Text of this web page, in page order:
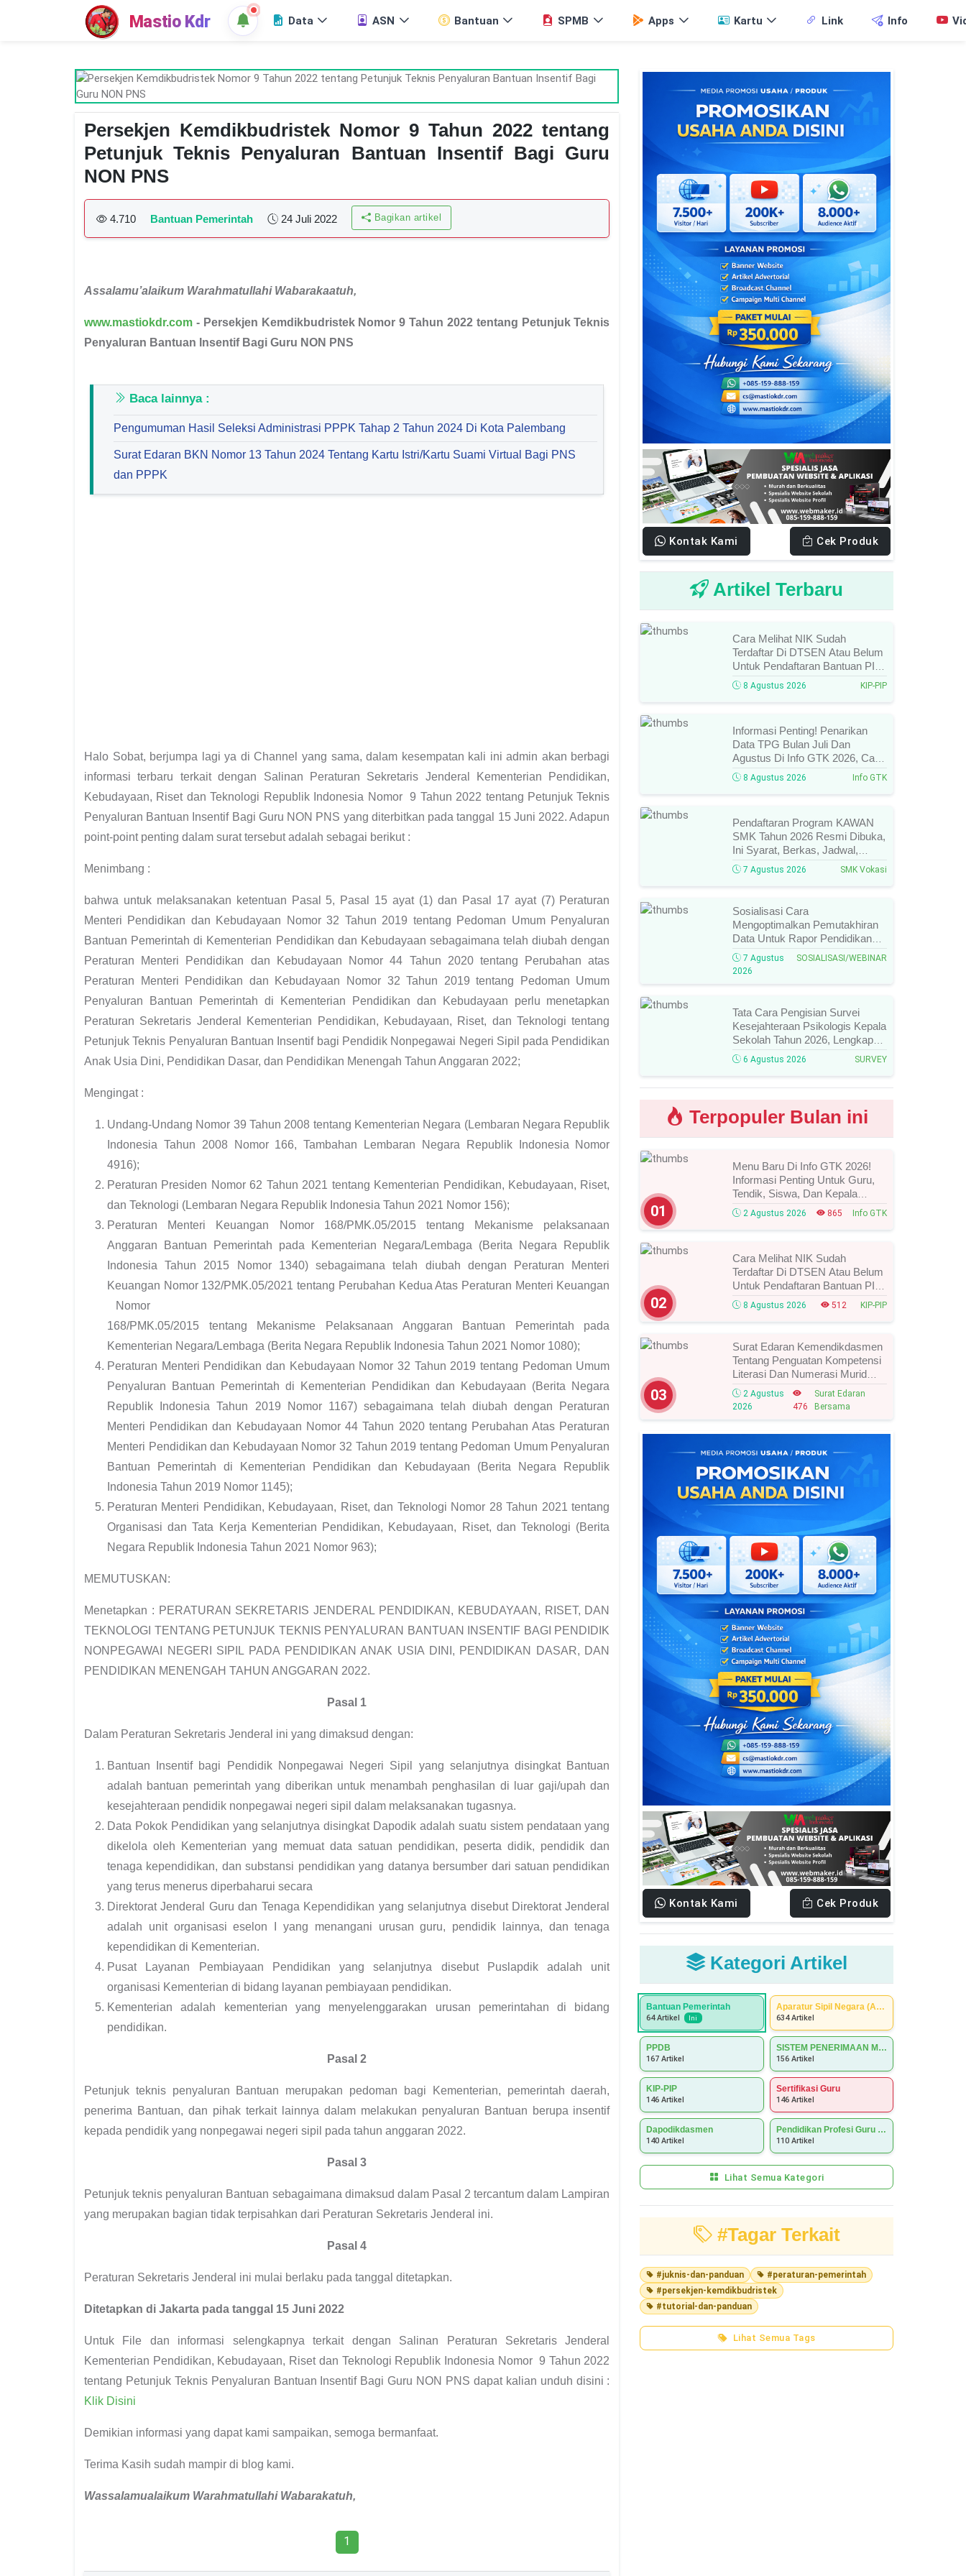
Mastio Kdr Data ASN Bantuan SPMB Apps Kartu Link Info
Persekjen Kemdikbudristek Nomor 9 Tahun 2022 tentang
Petunjuk Teknis Penyaluran Bantuan Insentif Bagi Guru
NON PNS
4.710 Bantuan Pemerintah 24 Juli 2022 Bagikan artikel
Assalamu’alaikum Warahmatullahi Wabarakaatuh,
www.mastiokdr.com - Persekjen Kemdikbudristek Nomor 9 Tahun 2022 tentang Petunjuk Teknis
Penyaluran Bantuan Insentif Bagi Guru NON PNS
Baca lainnya :
Pengumuman Hasil Seleksi Administrasi PPPK Tahap 2 Tahun 2024 Di Kota Palembang
Surat Edaran BKN Nomor 13 Tahun 2024 Tentang Kartu Istri/Kartu Suami Virtual Bagi PNS
dan PPPK
Halo Sobat, berjumpa lagi ya di Channel yang sama, dalam kesempatan kali ini admin akan berbagi
informasi terbaru terkait dengan Salinan Peraturan Sekretaris Jenderal Kementerian Pendidikan,
Kebudayaan, Riset dan Teknologi Republik Indonesia Nomor 9 Tahun 2022 tentang Petunjuk Teknis
Penyaluran Bantuan Insentif Bagi Guru NON PNS yang diterbitkan pada tanggal 15 Juni 2022. Adapun
point-point penting dalam surat tersebut adalah sebagai berikut :
Menimbang :
bahwa untuk melaksanakan ketentuan Pasal 5, Pasal 15 ayat (1) dan Pasal 17 ayat (7) Peraturan
Menteri Pendidikan dan Kebudayaan Nomor 32 Tahun 2019 tentang Pedoman Umum Penyaluran
Bantuan Pemerintah di Kementerian Pendidikan dan Kebudayaan sebagaimana telah diubah dengan
Peraturan Menteri Pendidikan dan Kebudayaan Nomor 44 Tahun 2020 tentang Perubahan atas
Peraturan Menteri Pendidikan dan Kebudayaan Nomor 32 Tahun 2019 tentang Pedoman Umum
Penyaluran Bantuan Pemerintah di Kementerian Pendidikan dan Kebudayaan perlu menetapkan
Peraturan Sekretaris Jenderal Kementerian Pendidikan, Kebudayaan, Riset, dan Teknologi tentang
Petunjuk Teknis Penyaluran Bantuan Insentif bagi Pendidik Nonpegawai Negeri Sipil pada Pendidikan
Anak Usia Dini, Pendidikan Dasar, dan Pendidikan Menengah Tahun Anggaran 2022;
Mengingat :
Undang-Undang Nomor 39 Tahun 2008 tentang Kementerian Negara (Lembaran Negara Republik
Indonesia Tahun 2008 Nomor 166, Tambahan Lembaran Negara Republik Indonesia Nomor
4916);
Peraturan Presiden Nomor 62 Tahun 2021 tentang Kementerian Pendidikan, Kebudayaan, Riset,
dan Teknologi (Lembaran Negara Republik Indonesia Tahun 2021 Nomor 156);
Peraturan Menteri Keuangan Nomor 168/PMK.05/2015 tentang Mekanisme pelaksanaan
Anggaran Bantuan Pemerintah pada Kementerian Negara/Lembaga (Berita Negara Republik
Indonesia Tahun 2015 Nomor 1340) sebagaimana telah diubah dengan Peraturan Menteri
Keuangan Nomor 132/PMK.05/2021 tentang Perubahan Kedua Atas Peraturan Menteri Keuangan
Nomor
168/PMK.05/2015 tentang Mekanisme Pelaksanaan Anggaran Bantuan Pemerintah pada
Kementerian Negara/Lembaga (Berita Negara Republik Indonesia Tahun 2021 Nomor 1080);
Peraturan Menteri Pendidikan dan Kebudayaan Nomor 32 Tahun 2019 tentang Pedoman Umum
Penyaluran Bantuan Pemerintah di Kementerian Pendidikan dan Kebudayaan (Berita Negara
Republik Indonesia Tahun 2019 Nomor 1167) sebagaimana telah diubah dengan Peraturan
Menteri Pendidikan dan Kebudayaan Nomor 44 Tahun 2020 tentang Perubahan Atas Peraturan
Menteri Pendidikan dan Kebudayaan Nomor 32 Tahun 2019 tentang Pedoman Umum Penyaluran
Bantuan Pemerintah di Kementerian Pendidikan dan Kebudayaan (Berita Negara Republik
Indonesia Tahun 2019 Nomor 1145);
Peraturan Menteri Pendidikan, Kebudayaan, Riset, dan Teknologi Nomor 28 Tahun 2021 tentang
Organisasi dan Tata Kerja Kementerian Pendidikan, Kebudayaan, Riset, dan Teknologi (Berita
Negara Republik Indonesia Tahun 2021 Nomor 963);
MEMUTUSKAN:
Menetapkan : PERATURAN SEKRETARIS JENDERAL PENDIDIKAN, KEBUDAYAAN, RISET, DAN
TEKNOLOGI TENTANG PETUNJUK TEKNIS PENYALURAN BANTUAN INSENTIF BAGI PENDIDIK
NONPEGAWAI NEGERI SIPIL PADA PENDIDIKAN ANAK USIA DINI, PENDIDIKAN DASAR, DAN
PENDIDIKAN MENENGAH TAHUN ANGGARAN 2022.
Pasal 1
Dalam Peraturan Sekretaris Jenderal ini yang dimaksud dengan:
Bantuan Insentif bagi Pendidik Nonpegawai Negeri Sipil yang selanjutnya disingkat Bantuan
adalah bantuan pemerintah yang diberikan untuk menambah penghasilan di luar gaji/upah dan
kesejahteraan pendidik nonpegawai negeri sipil dalam melaksanakan tugasnya.
Data Pokok Pendidikan yang selanjutnya disingkat Dapodik adalah suatu sistem pendataan yang
dikelola oleh Kementerian yang memuat data satuan pendidikan, peserta didik, pendidik dan
tenaga kependidikan, dan substansi pendidikan yang datanya bersumber dari satuan pendidikan
yang terus menerus diperbaharui secara
Direktorat Jenderal Guru dan Tenaga Kependidikan yang selanjutnya disebut Direktorat Jenderal
adalah unit organisasi eselon I yang menangani urusan guru, pendidik lainnya, dan tenaga
kependidikan di Kementerian.
Pusat Layanan Pembiayaan Pendidikan yang selanjutnya disebut Puslapdik adalah unit
organisasi Kementerian di bidang layanan pembiayaan pendidikan.
Kementerian adalah kementerian yang menyelenggarakan urusan pemerintahan di bidang
pendidikan.
Pasal 2
Petunjuk teknis penyaluran Bantuan merupakan pedoman bagi Kementerian, pemerintah daerah,
penerima Bantuan, dan pihak terkait lainnya dalam melakukan penyaluran Bantuan berupa insentif
kepada pendidik yang nonpegawai negeri sipil pada tahun anggaran 2022.
Pasal 3
Petunjuk teknis penyaluran Bantuan sebagaimana dimaksud dalam Pasal 2 tercantum dalam Lampiran
yang merupakan bagian tidak terpisahkan dari Peraturan Sekretaris Jenderal ini.
Pasal 4
Peraturan Sekretaris Jenderal ini mulai berlaku pada tanggal ditetapkan.
Ditetapkan di Jakarta pada tanggal 15 Juni 2022
Untuk File dan informasi selengkapnya terkait dengan Salinan Peraturan Sekretaris Jenderal
Kementerian Pendidikan, Kebudayaan, Riset dan Teknologi Republik Indonesia Nomor 9 Tahun 2022
tentang Petunjuk Teknis Penyaluran Bantuan Insentif Bagi Guru NON PNS dapat kalian unduh disini :
Klik Disini
Demikian informasi yang dapat kami sampaikan, semoga bermanfaat.
Terima Kasih sudah mampir di blog kami.
Wassalamualaikum Warahmatullahi Wabarakatuh,
1
Kontak Kami Cek Produk
Artikel Terbaru
Cara Melihat NIK Sudah
Terdaftar Di DTSEN Atau Belum
Untuk Pendaftaran Bantuan PIP
Tahun 2026/2027, Ini Cara Cek
Dan Syarat Perubahan Desil!
8 Agustus 2026 KIP-PIP
Informasi Penting! Penarikan
Data TPG Bulan Juli Dan
Agustus Di Info GTK 2026, Catat
Tanggalnya! SKTP Belum Terbit
Januari–Juni, Ini Prosesnya!
8 Agustus 2026 Info GTK
Pendaftaran Program KAWAN
SMK Tahun 2026 Resmi Dibuka,
Ini Syarat, Berkas, Jadwal,
Batas Waktu, Dan Cara
Pendaftarannya!
7 Agustus 2026 SMK Vokasi
Sosialisasi Cara
Mengoptimalkan Pemutakhiran
Data Untuk Rapor Pendidikan
Tahun 2026, Ini Jadwal, Materi,
Narasumber, Dan Link
7 Agustus
2026
SOSIALISASI/WEBINAR
Tata Cara Pengisian Survei
Kesejahteraan Psikologis Kepala
Sekolah Tahun 2026, Lengkap
Link Resmi, Jadwal, Panduan,
Dan Hal Yang Wajib
Diperhatikan!
6 Agustus 2026 SURVEY
Terpopuler Bulan ini
01
Menu Baru Di Info GTK 2026!
Informasi Penting Untuk Guru,
Tendik, Siswa, Dan Kepala
Sekolah, Segera Cek Ini Batas
Waktunya!
2 Agustus 2026 865 Info GTK
02
Cara Melihat NIK Sudah
Terdaftar Di DTSEN Atau Belum
Untuk Pendaftaran Bantuan PIP
Tahun 2026/2027, Ini Cara Cek
Dan Syarat Perubahan Desil!
8 Agustus 2026 512 KIP-PIP
03
Surat Edaran Kemendikdasmen
Tentang Penguatan Kompetensi
Literasi Dan Numerasi Murid
Tahun 2026, Ini Strategi Dan
Alurnya
2 Agustus
2026
476
Surat Edaran
Bersama
Kontak Kami Cek Produk
Kategori Artikel
Bantuan Pemerintah
64 Artikel Ini
Aparatur Sipil Negara (ASN)
634 Artikel
PPDB
167 Artikel
SISTEM PENERIMAAN MURID BARU (SPMB)
156 Artikel
KIP-PIP
146 Artikel
Sertifikasi Guru
146 Artikel
Dapodikdasmen
140 Artikel
Pendidikan Profesi Guru (PPG)
110 Artikel
Lihat Semua Kategori
#Tagar Terkait
#juknis-dan-panduan
#peraturan-pemerintah
#persekjen-kemdikbudristek
#tutorial-dan-panduan
Lihat Semua Tags